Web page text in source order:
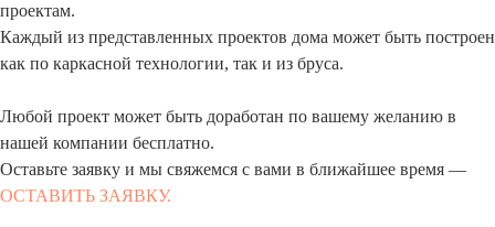
проектам.
Каждый из представленных проектов дома может быть построен
как по каркасной технологии, так и из бруса.
Любой проект может быть доработан по вашему желанию в
нашей компании бесплатно.
Оставьте заявку и мы свяжемся с вами в ближайшее время —
ОСТАВИТЬ ЗАЯВКУ.